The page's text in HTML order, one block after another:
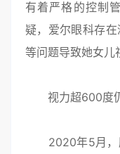
有着严格的控制
疑，爱尔眼科存
等问题导致她女儿
视力超600度仍
2020年5月，廖